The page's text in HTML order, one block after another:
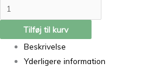
Tilføj til kurv
Beskrivelse
Yderligere information